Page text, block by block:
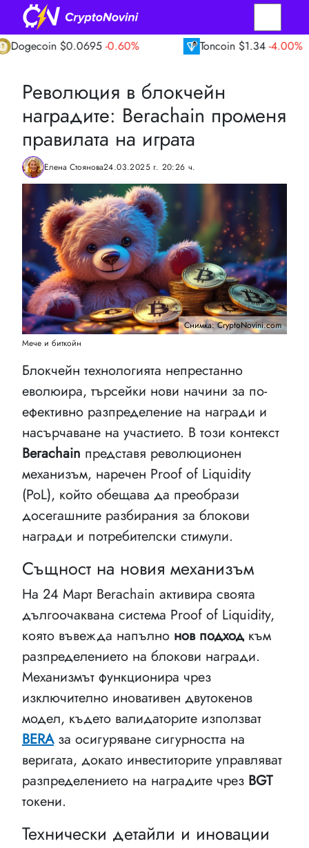
$0.0695 -0.60% Toncoin $1.34 -4.00%
Революция в блокчейн
наградите: Berachain променя
правилата на играта
Елена Стоянова24.03.2025 г. 20:26 ч.
Снимка: CryptoNovini.com
Мече и биткойн
Блокчейн технологията непрестанно
еволюира, търсейки нови начини за по-
ефективно разпределение на награди и
насърчаване на участието. В този контекст
Berachain представя революционен
механизъм, наречен Proof of Liquidity
(PoL), който обещава да преобрази
досегашните разбирания за блокови
награди и потребителски стимули.
Същност на новия механизъм
На 24 Март Berachain активира своята
дългоочаквана система Proof of Liquidity,
която въвежда напълно нов подход към
разпределението на блокови награди.
Механизмът функционира чрез
изключително иновативен двутокенов
модел, където валидаторите използват
BERAза осигуряване сигурността на
веригата, докато инвеститорите управляват
разпределението на наградите чрез BGT
токени.
Технически детайли и иновации